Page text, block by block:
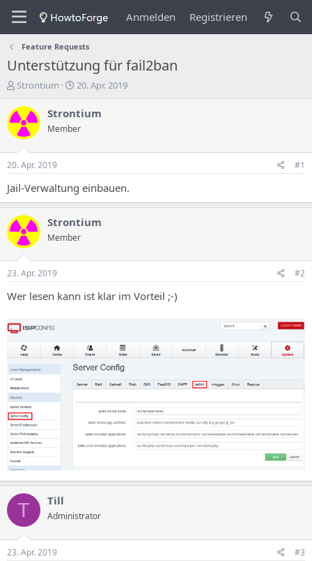
Anmelden Registrieren
Feature Requests
Unterstützung für fail2ban
E
s
t
e
e
r
s
T
h
e
m
s
Strontium
E
s
e
n
g
d
a
u
20. Apr. 2019
Strontium
Member
20. Apr. 2019 #1
Jail-Verwaltung einbauen.
Strontium
Member
23. Apr. 2019 #2
Wer lesen kann ist klar im Vorteil ;-)
T Till
Administrator
23. Apr. 2019 #3